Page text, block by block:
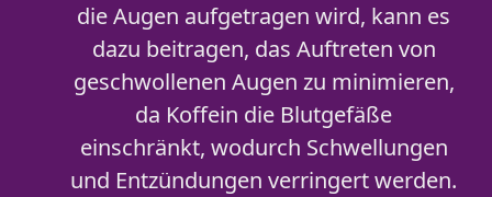
die Augen aufgetragen wird, kann es
dazu beitragen, das Auftreten von
geschwollenen Augen zu minimieren,
da Koffein die Blutgefäße
einschränkt, wodurch Schwellungen
und Entzündungen verringert werden.